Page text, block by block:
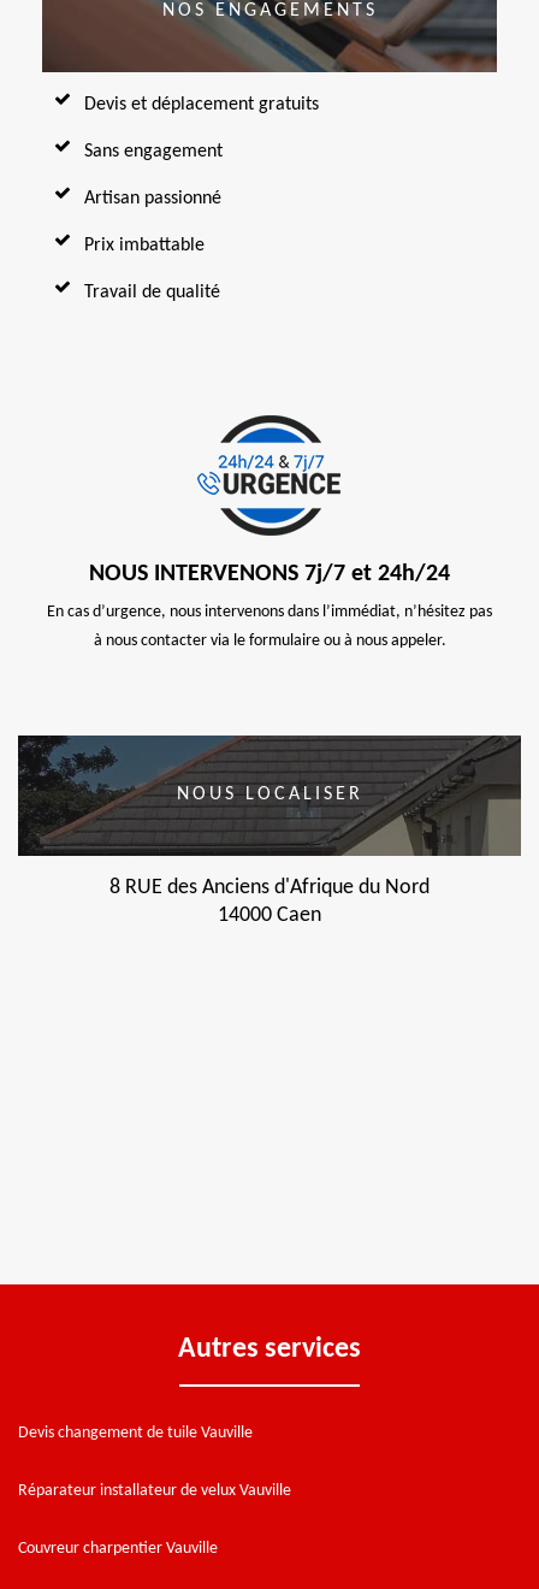
NOS ENGAGEMENTS
Devis et déplacement gratuits
Sans engagement
Artisan passionné
Prix imbattable
Travail de qualité
NOUS INTERVENONS 7j/7 et 24h/24
En cas d’urgence, nous intervenons dans l’immédiat, n’hésitez pas
à nous contacter via le formulaire ou à nous appeler.
NOUS LOCALISER
8 RUE des Anciens d'Afrique du Nord
14000 Caen
Autres services
Devis changement de tuile Vauville
Réparateur installateur de velux Vauville
Couvreur charpentier Vauville